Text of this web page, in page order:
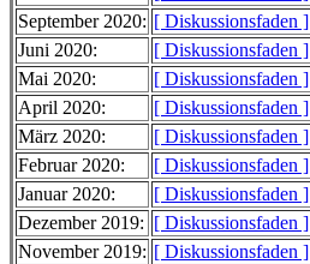
September 2020: [ Diskussionsfaden ]
Juni 2020:
[ Diskussionsfaden ]
Mai 2020:
[ Diskussionsfaden ]
April 2020:
[ Diskussionsfaden ]
März 2020:
[ Diskussionsfaden ]
Februar 2020:
[ Diskussionsfaden ]
Januar 2020:
[ Diskussionsfaden ]
Dezember 2019: [ Diskussionsfaden ]
November 2019: [ Diskussionsfaden ]